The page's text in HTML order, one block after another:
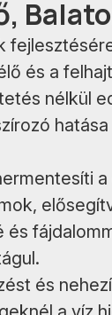
és a
nélkül
és